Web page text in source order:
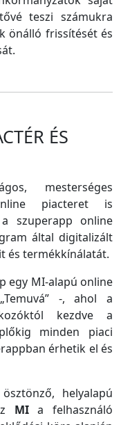
teszi számukra
önálló frissítését és
ÉS
mesterséges
piacteret is
szuperapp online
által digitalizált
és termékkínálatát.
egy MI-alapú online
-, ahol a
kezdve a
minden piaci
érhetik el és
helyalapú
MIa felhasználó